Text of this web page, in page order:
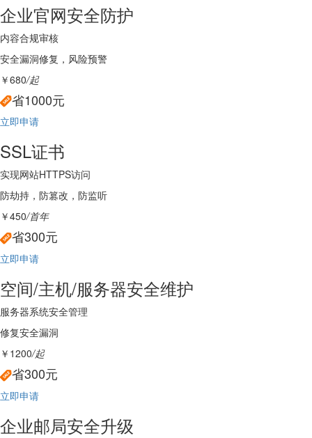
企业官网安全防护
内容合规审核
安全漏洞修复，风险预警
￥680/起
省1000元
立即申请
SSL证书
实现网站HTTPS访问
防劫持，防篡改，防监听
￥450/首年
省300元
立即申请
空间/主机/服务器安全维护
服务器系统安全管理
修复安全漏洞
￥1200/起
省300元
立即申请
企业邮局安全升级